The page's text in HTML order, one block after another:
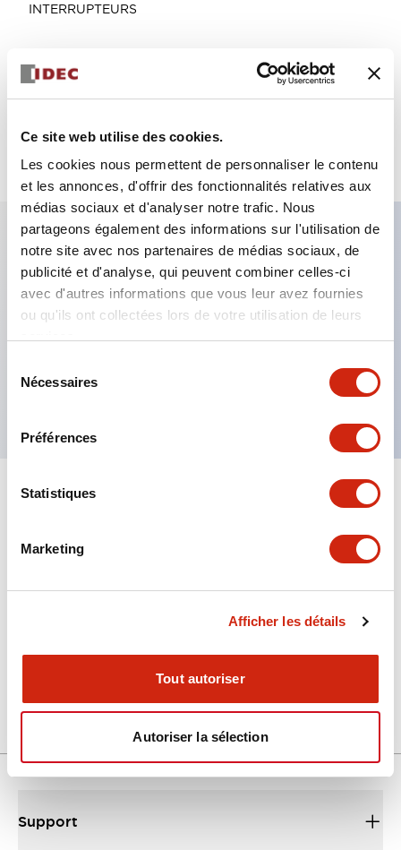
Ce site web utilise des cookies.
Les cookies nous permettent de personnaliser le contenu
et les annonces, d'offrir des fonctionnalités relatives aux
médias sociaux et d'analyser notre trafic. Nous
partageons également des informations sur l'utilisation de
notre site avec nos partenaires de médias sociaux, de
publicité et d'analyse, qui peuvent combiner celles-ci
avec d'autres informations que vous leur avez fournies
ou qu'ils ont collectées lors de votre utilisation de leurs
Nécessaires
Préférences
Statistiques
Marketing
Afficher les détails
Tout autoriser
Autoriser la sélection
INTERRUPTEURS
Sélectionner la quantité
Caractéristiques clés
Fixation par regroupement possible
Le commutateur sélecteur avec clé adopte une
structure à goupille à cylindre haute sécurité
La structure de protection est IP65 (IEC60529)
Support